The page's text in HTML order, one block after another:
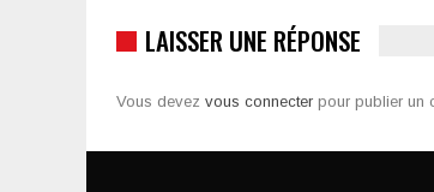
LAISSER UNE RÉPONSE
Vous devez vous connecter pour publier un